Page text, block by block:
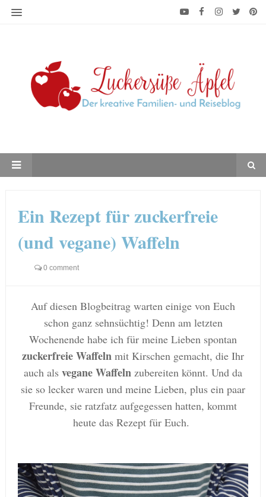
Ein Rezept für zuckerfreie
(und vegane) Waffeln
0 comment
Auf diesen Blogbeitrag warten einige von Euch
schon ganz sehnsüchtig! Denn am letzten
Wochenende habe ich für meine Lieben spontan
zuckerfreie Waffeln mit Kirschen gemacht, die Ihr
auch als vegane Waffeln zubereiten könnt. Und da
sie so lecker waren und meine Lieben, plus ein paar
Freunde, sie ratzfatz aufgegessen hatten, kommt
heute das Rezept für Euch.